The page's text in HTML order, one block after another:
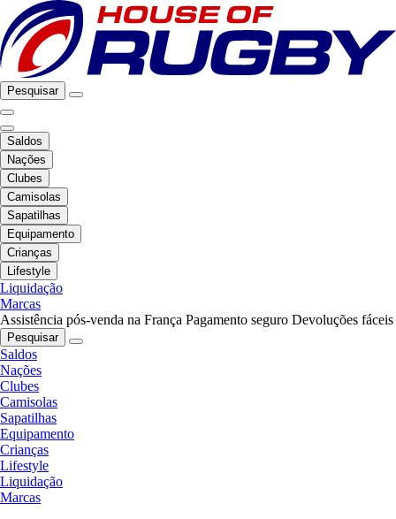
Pesquisar
Saldos
Nações
Clubes
Camisolas
Sapatilhas
Equipamento
Crianças
Lifestyle
Liquidação
Marcas
Assistência pós-venda na França Pagamento seguro Devoluções fáceis
Pesquisar
Saldos
Nações
Clubes
Camisolas
Sapatilhas
Equipamento
Crianças
Lifestyle
Liquidação
Marcas